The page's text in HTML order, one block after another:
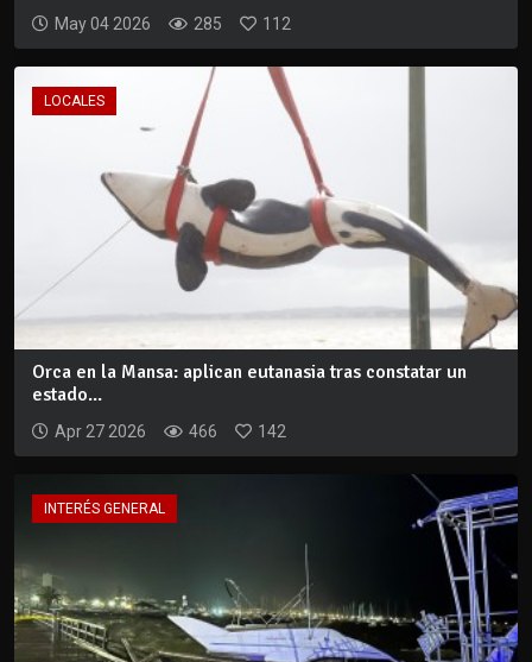
May 04 2026 285 112
LOCALES
Orca en la Mansa: aplican eutanasia tras constatar un
estado...
Apr 27 2026 466 142
INTERÉS GENERAL